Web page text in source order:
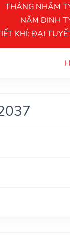
THÁNG NHÂM
NĂM ĐINH
KHÍ: ĐẠI